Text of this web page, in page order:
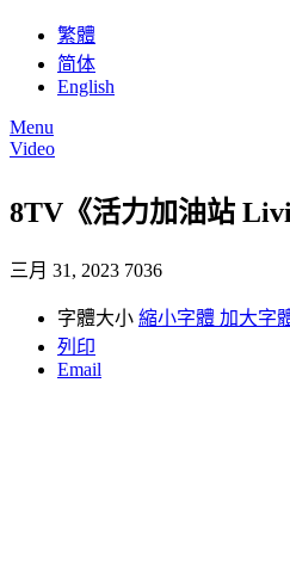
繁體
简体
English
Menu
Video
8TV《活力加油站
三月 31, 2023 7036
字體大小 縮小字體 加大字
列印
Email